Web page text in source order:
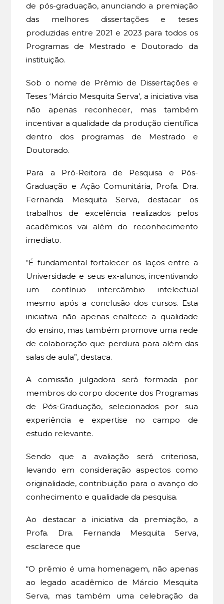
de pós-graduação, anunciando a premiação
das melhores dissertações e teses
produzidas entre 2021 e 2023 para todos os
Programas de Mestrado e Doutorado da
instituição.
Sob o nome de Prêmio de Dissertações e
Teses ‘Márcio Mesquita Serva’, a iniciativa visa
não apenas reconhecer, mas também
incentivar a qualidade da produção científica
dentro dos programas de Mestrado e
Doutorado.
Para a Pró-Reitora de Pesquisa e Pós-
Graduação e Ação Comunitária, Profa. Dra.
Fernanda Mesquita Serva, destacar os
trabalhos de excelência realizados pelos
acadêmicos vai além do reconhecimento
imediato.
“É fundamental fortalecer os laços entre a
Universidade e seus ex-alunos, incentivando
um contínuo intercâmbio intelectual
mesmo após a conclusão dos cursos. Esta
iniciativa não apenas enaltece a qualidade
do ensino, mas também promove uma rede
de colaboração que perdura para além das
salas de aula”, destaca.
A comissão julgadora será formada por
membros do corpo docente dos Programas
de Pós-Graduação, selecionados por sua
experiência e expertise no campo de
estudo relevante.
Sendo que a avaliação será criteriosa,
levando em consideração aspectos como
originalidade, contribuição para o avanço do
conhecimento e qualidade da pesquisa.
Ao destacar a iniciativa da premiação, a
Profa. Dra. Fernanda Mesquita Serva,
esclarece que
“O prêmio é uma homenagem, não apenas
ao legado acadêmico de Márcio Mesquita
Serva, mas também uma celebração da